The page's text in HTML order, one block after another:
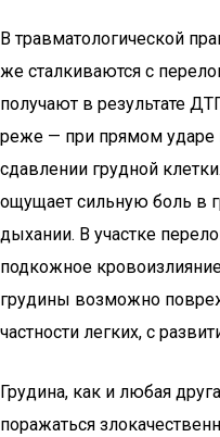
В травматологической
же сталкиваются с
получают в результате
реже — при прямом ударе
сдавлении грудной
ощущает сильную боль в
дыхании. В участке
подкожное
грудины возможно
частности легких, с
Грудина, как и любая
поражаться